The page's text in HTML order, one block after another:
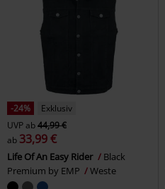
-24%
Exklusiv
UVPab44,99 €
ab 33,99 €
Life Of An Easy Rider
Black
Premium by EMP
Weste